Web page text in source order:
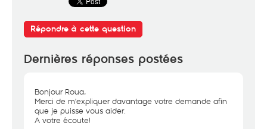
Répondre à cette question
Dernières réponses postées
Bonjour Roua,
Merci de m'expliquer davantage votre demande afin
que je puisse vous aider.
A votre écoute!